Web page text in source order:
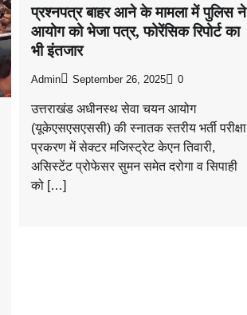
प्रश्नपत्र बाहर आने के मामला में पुलिस ने
आयोग को भेजा पत्र, फोरेंसिक रिपोर्ट का
भी इंतजार
Admin September 26, 2025 0
उत्तराखंड अधीनस्थ सेवा चयन आयोग
(यूकेएसएसएससी) की स्नातक स्तरीय भर्ती परीक्षा
प्रकरण में सेक्टर मजिस्ट्रेट केएन तिवारी,
असिस्टेंट प्रोफेसर सुमन समेत दरोगा व सिपाही
को […]